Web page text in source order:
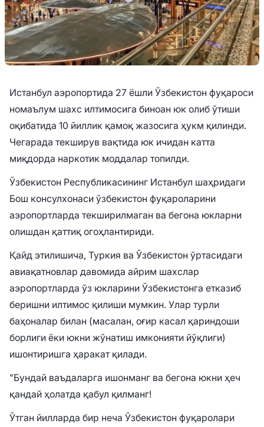
Истанбул аэропортида 27 ёшли Ўзбекистон фуқароси
номаълум шахс илтимосига биноан юк олиб ўтиши
оқибатида 10 йиллик қамоқ жазосига ҳукм қилинди.
Чегарада текширув вақтида юк ичидан катта
миқдорда наркотик моддалар топилди.
Ўзбекистон Республикасининг Истанбул шаҳридаги
Бош консулхонаси ўзбекистон фуқароларини
аэропортларда текширилмаган ва бегона юкларни
олишдан қаттиқ огоҳлантириди.
Қайд этилишича, Туркия ва Ўзбекистон ўртасидаги
авиақатновлар давомида айрим шахслар
аэропортларда ўз юкларини Ўзбекистонга етказиб
беришни илтимос қилиши мумкин. Улар турли
баҳоналар билан (масалан, оғир касал қариндоши
борлиги ёки юкни жўнатиш имконияти йўқлиги)
ишонтиришга ҳаракат қилади.
"Бундай ваъдаларга ишонманг ва бегона юкни ҳеч
қандай ҳолатда қабул қилманг!
Ўтган йилларда бир неча Ўзбекистон фуқаролари